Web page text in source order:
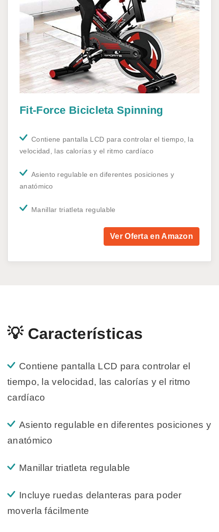
Fit-Force Bicicleta Spinning
Contiene pantalla LCD para controlar el tiempo, la
velocidad, las calorías y el ritmo cardíaco
Asiento regulable en diferentes posiciones y
anatómico
Manillar triatleta regulable
Ver Oferta en Amazon
💡 Características
Contiene pantalla LCD para controlar el
tiempo, la velocidad, las calorías y el ritmo
cardíaco
Asiento regulable en diferentes posiciones y
anatómico
Manillar triatleta regulable
Incluye ruedas delanteras para poder
moverla fácilmente